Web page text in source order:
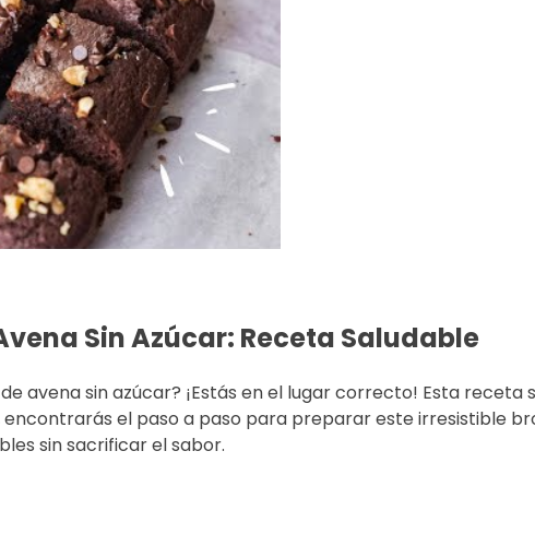
Sin Azúcar: Receta Saludable
avena sin azúcar? ¡Estás en el lugar correcto! Esta
el paso a paso para preparar este irresistible
sin sacrificar el sabor.